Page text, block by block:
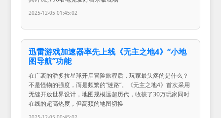
2025-12-05 01:45:02
迅雷游戏加速器率先上线《无主之地4》“小地
图导航”功能
在广袤的潘多拉星球开启冒险旅程后，玩家最头疼的是什么？
不是怪物的强度，而是频繁的“迷路”。《无主之地4》首次采用
无缝开放世界设计，地图规模远超历代，收获了30万玩家同时
在线的超高热度，但高频的地图切换